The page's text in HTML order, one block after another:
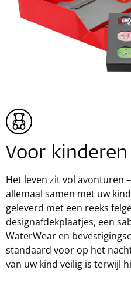
Voor kinderen
Het leven zit vol avonturen
allemaal samen met uw
geleverd met een reeks
designafdekplaatjes, een
WaterWear en
standaard voor op het
van uw kind veilig is terwijl